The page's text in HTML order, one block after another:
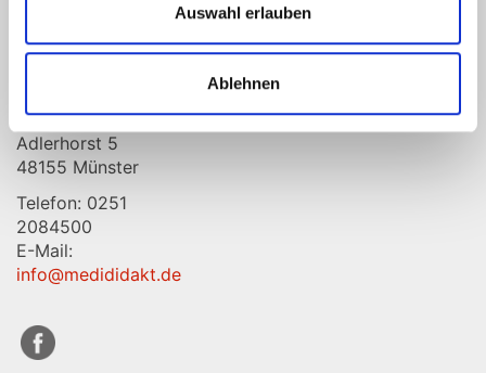
Auswahl erlauben
Ablehnen
KG
Adlerhorst 5
48155 Münster
Telefon: 0251
2084500
E-Mail:
info@medididakt.de